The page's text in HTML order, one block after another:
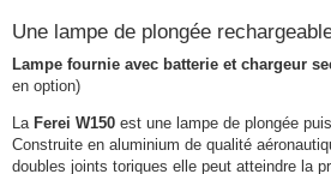
Une lampe de plongée
Lampe fournie avec batterie et chargeur
en option)
La Ferei W150 est une lampe de plongée
Construite en aluminium de qualité
doubles joints toriques elle peut atteindre la